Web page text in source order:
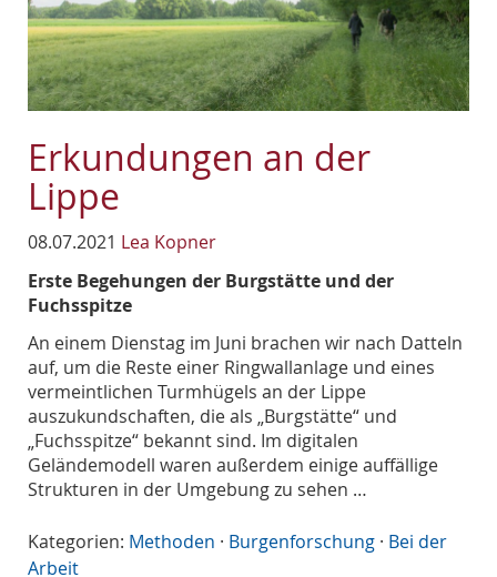
Erkundungen an der
Lippe
08.07.2021 Lea Kopner
Erste Begehungen der Burgstätte und der
Fuchsspitze
An einem Dienstag im Juni brachen wir nach Datteln
auf, um die Reste einer Ringwallanlage und eines
vermeintlichen Turmhügels an der Lippe
auszukundschaften, die als „Burgstätte“ und
„Fuchsspitze“ bekannt sind. Im digitalen
Geländemodell waren außerdem einige auffällige
Strukturen in der Umgebung zu sehen …
Kategorien: Methoden · Burgenforschung · Bei der
Arbeit